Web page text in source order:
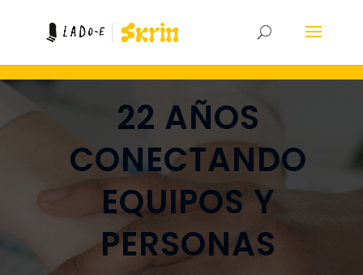
22 AÑOS
CONECTANDO
EQUIPOS Y
PERSONAS